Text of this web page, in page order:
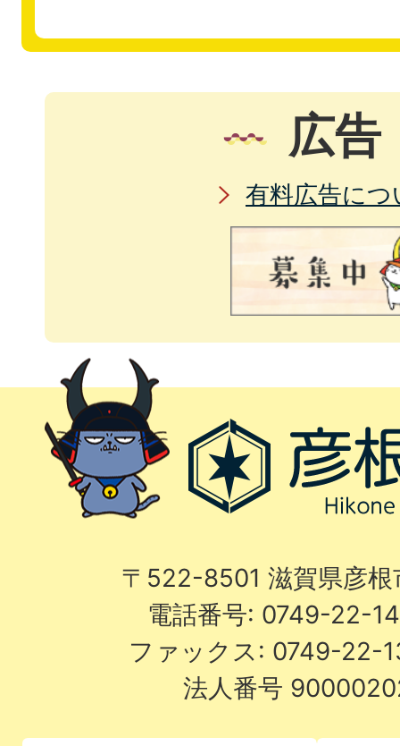
広告
有料広告につ
〒522-8501 滋賀県彦
電話番号: 0749-22-
ファックス: 0749-22-
法人番号